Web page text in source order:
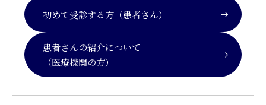
初めて受診する方（患者さん）
患者さんの紹介について
（医療機関の方）